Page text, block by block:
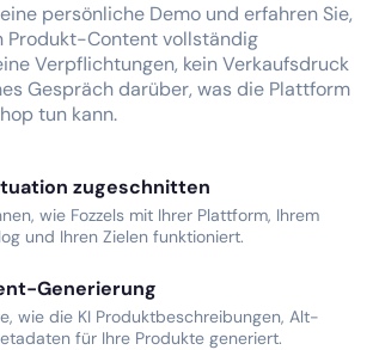
persönliche Demo und erfahren Sie,
Produkt-Content vollständig
Verpflichtungen, kein Verkaufsdruck
Gespräch darüber, was die Plattform
tun kann.
zugeschnitten
wie Fozzels mit Ihrer Plattform, Ihrem
und Ihren Zielen funktioniert.
Generierung
wie die KI Produktbeschreibungen, Alt-
für Ihre Produkte generiert.